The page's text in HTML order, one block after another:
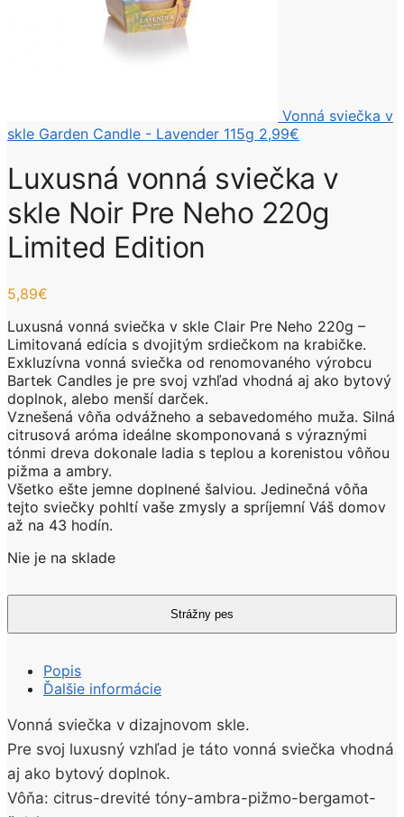
Vonná sviečka v
skle Garden Candle - Lavender 115g 2,99€
Luxusná vonná sviečka v
skle Noir Pre Neho 220g
Limited Edition
5,89€
Luxusná vonná sviečka v skle Clair Pre Neho 220g –
Limitovaná edícia s dvojitým srdiečkom na krabičke.
Exkluzívna vonná sviečka od renomovaného výrobcu
Bartek Candles je pre svoj vzhľad vhodná aj ako bytový
doplnok, alebo menší darček.
Vznešená vôňa odvážneho a sebavedomého muža. Silná
citrusová aróma ideálne skomponovaná s výraznými
tónmi dreva dokonale ladia s teplou a korenistou vôňou
pižma a ambry.
Všetko ešte jemne doplnené šalviou. Jedinečná vôňa
tejto sviečky pohltí vaše zmysly a spríjemní Váš domov
až na 43 hodín.
Nie je na sklade
Popis
Ďalšie informácie
Vonná sviečka v dizajnovom skle.
Pre svoj luxusný vzhľad je táto vonná sviečka vhodná
aj ako bytový doplnok.
Vôňa: citrus-drevité tóny-ambra-pižmo-bergamot-